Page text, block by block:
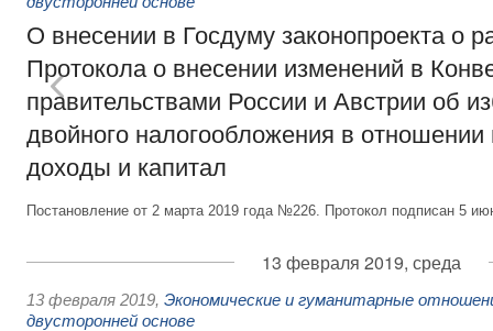
О внесении в Госдуму законопроекта о
Протокола о внесении изменений в
правительствами России и Австрии об
двойного налогообложения в отношении
доходы и капитал
Постановление от 2 марта 2019 года №226. Протокол подписан 5
13 февраля 2019, среда
13 февраля 2019, Экономические и гуманитарные
двусторонней основе